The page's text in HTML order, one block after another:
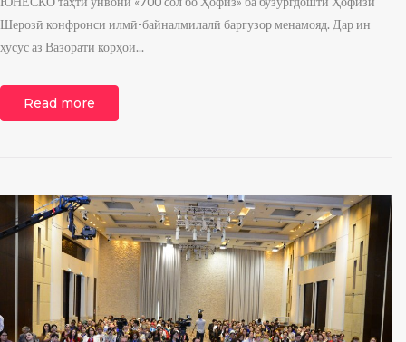
Шерозӣ конфронси илмӣ-байналмилалӣ баргузор менамояд. Дар ин
хусус аз Вазорати корҳои...
Read more